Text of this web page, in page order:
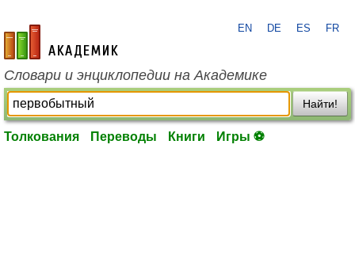
academic.ru
EN DE ES FR
Словари и энциклопедии на Академике
Найти!
Толкования Переводы Книги Игры ⚽